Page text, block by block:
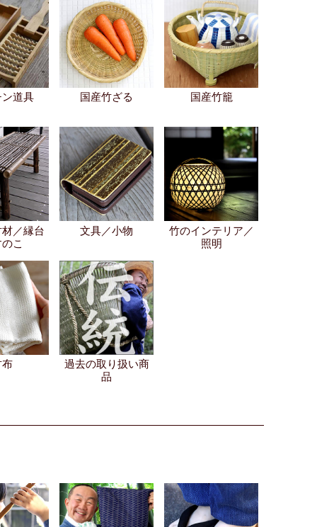
道具 国産竹ざる 国産竹籠
／縁台
こ
文具／小物
竹のインテリア／
照明
布
過去の取り扱い商
品